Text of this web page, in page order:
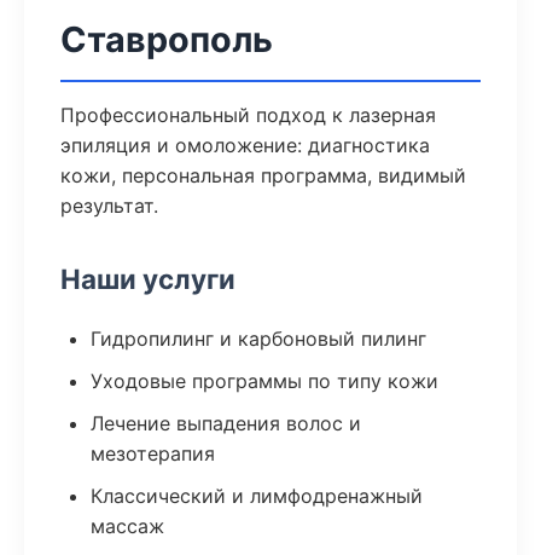
Ставрополь
Профессиональный подход к лазерная
эпиляция и омоложение: диагностика
кожи, персональная программа, видимый
результат.
Наши услуги
Гидропилинг и карбоновый пилинг
Уходовые программы по типу кожи
Лечение выпадения волос и
мезотерапия
Классический и лимфодренажный
массаж